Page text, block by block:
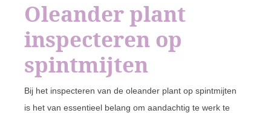
Oleander plant
inspecteren op
spintmijten
Bij het inspecteren van de oleander plant op spintmijten
is het van essentieel belang om aandachtig te werk te